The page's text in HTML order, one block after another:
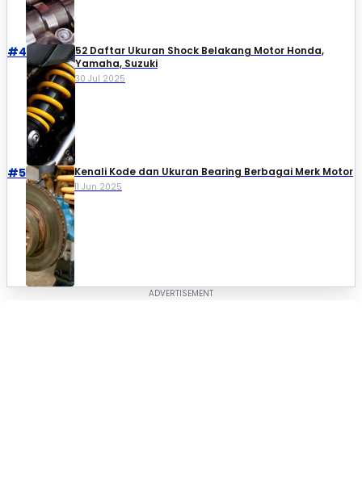
#4
52 Daftar Ukuran Shock Belakang Motor Honda,
Yamaha, Suzuki​
30 Jul 2025
#5 Kenali Kode dan Ukuran Bearing Berbagai Merk Motor
11 Jun 2025